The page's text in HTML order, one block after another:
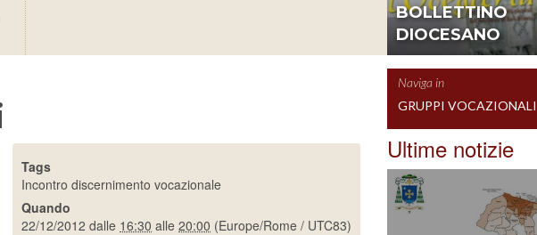
BOLLETTINO
DIOCESANO
Tags
Incontro discernimento vocazionale
Quando
22/12/2012 dalle 16:30 alle 20:00 (Europe/Rome / UTC83)
Naviga in
GRUPPI VOCAZIONALI
Ultime notizie